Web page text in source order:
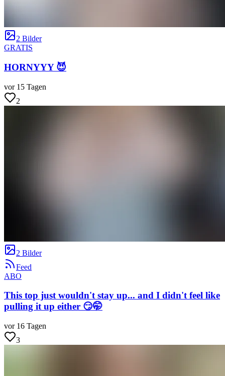
2 Bilder
GRATIS
HORNYYY 😈
vor 15 Tagen
2
2 Bilder
Feed
ABO
This top just wouldn't stay up... and I didn't feel like
pulling it up either 😏🤭
vor 16 Tagen
3